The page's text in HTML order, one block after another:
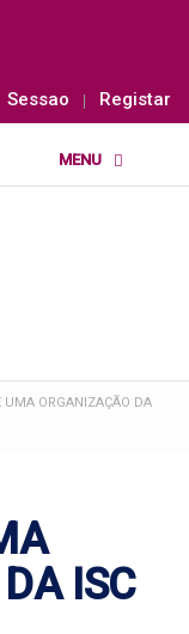
Sessao Registar
UMA ORGANIZAÇÃO DA
ISC